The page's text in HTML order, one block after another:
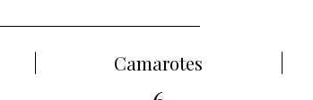
Camarotes